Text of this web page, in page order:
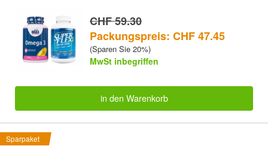
CHF 59.30
Packungspreis: CHF 47.45
(Sparen Sie 20%)
MwSt inbegriffen
in den Warenkorb
Sparpaket